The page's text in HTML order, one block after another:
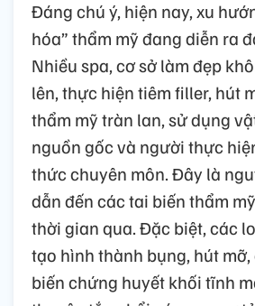
Đáng chú ý, hiện nay, xu
hóa” thẩm mỹ đang diễn ra
Nhiều spa, cơ sở làm đẹp
lên, thực hiện tiêm filler, hút
thẩm mỹ tràn lan, sử dụng
nguồn gốc và người thực
thức chuyên môn. Đây là
dẫn đến các tai biến thẩm
thời gian qua. Đặc biệt, các
tạo hình thành bụng, hút
biến chứng huyết khối tĩnh